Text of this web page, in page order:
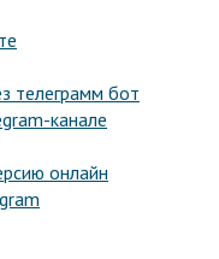
телеграмм бот
канале
онлайн